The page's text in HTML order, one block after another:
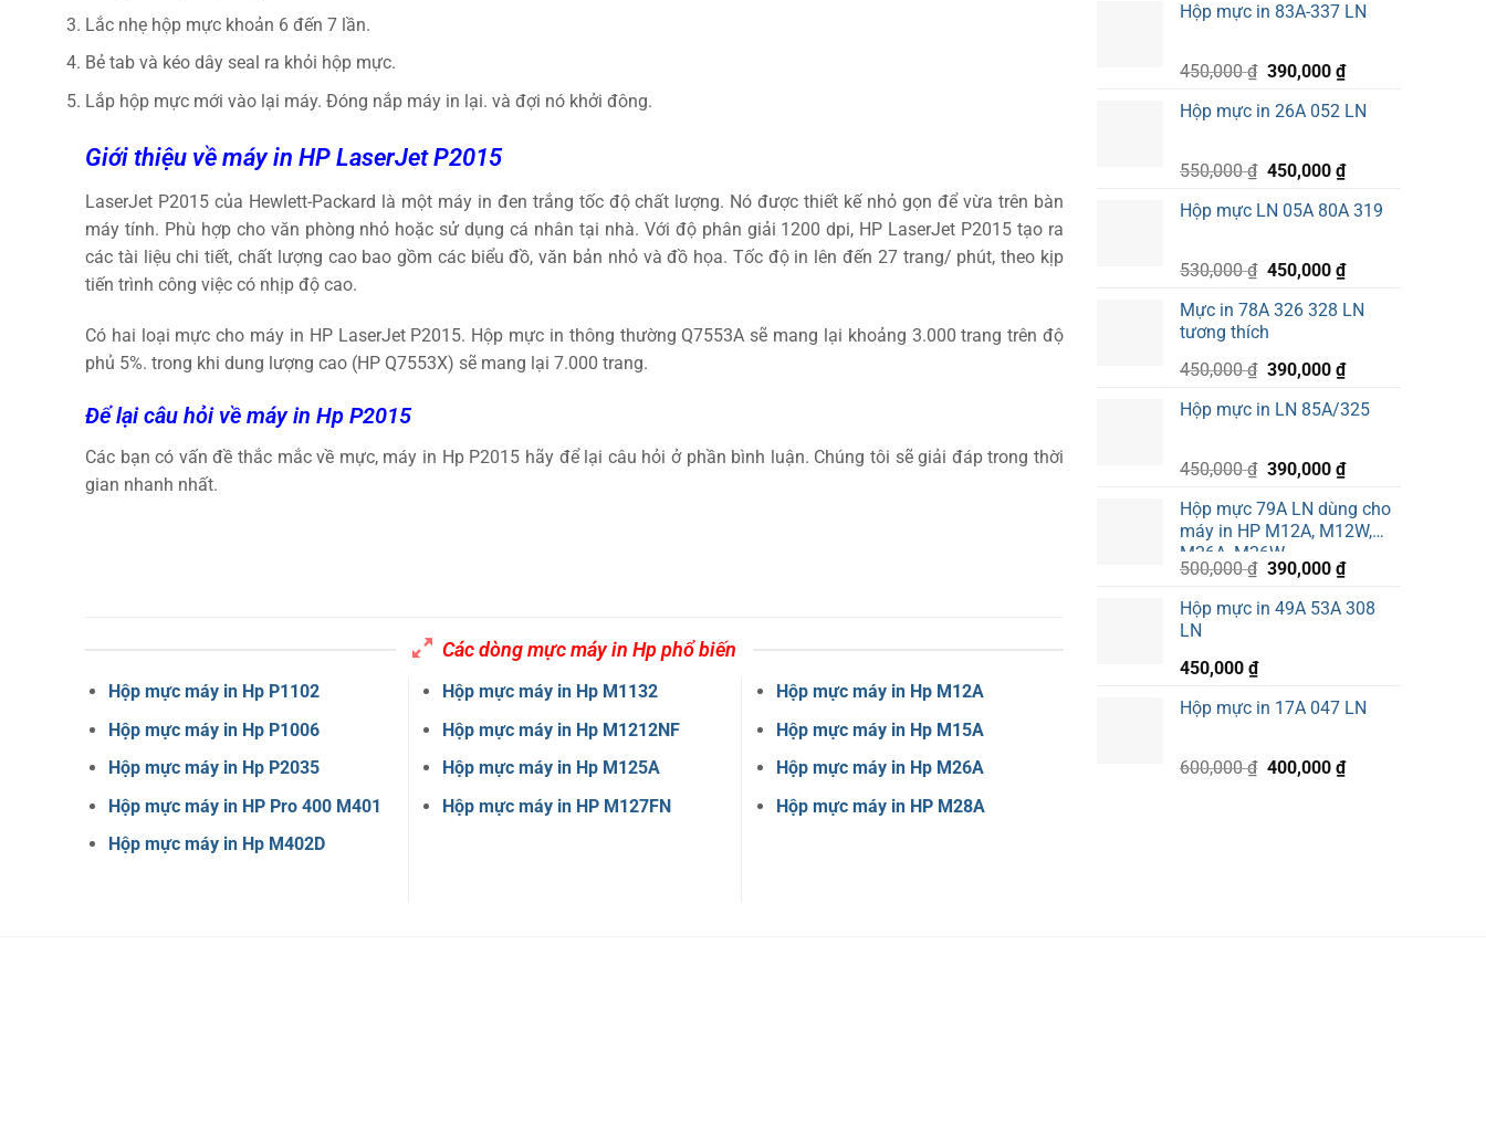
Lắc nhẹ hộp mực khoản 6 đến 7 lần.
Bẻ tab và kéo dây seal ra khỏi hộp mực.
Lắp hộp mực mới vào lại máy. Đóng nắp máy in lại. và đợi nó khởi đông.
Giới thiệu về máy in HP LaserJetP2015
LaserJet P2015 của Hewlett-Packard là một máy in đen trắng tốc độ chất lượng. Nó được thiết kế nhỏ gọn để vừa trên bàn
máy tính. Phù hợp cho văn phòng nhỏ hoặc sử dụng cá nhân tại nhà. Với độ phân giải 1200 dpi, HP LaserJet P2015 tạo ra
các tài liệu chi tiết, chất lượng cao bao gồm các biểu đồ, văn bản nhỏ và đồ họa. Tốc độ in lên đến 27 trang/ phút, theo kịp
tiến trình công việc có nhịp độ cao.
Có hai loại mực cho máy in HP LaserJet P2015. Hộp mực in thông thường Q7553A sẽ mang lại khoảng 3.000 trang trên độ
phủ 5%. trong khi dung lượng cao (HP Q7553X) sẽ mang lại 7.000 trang.
Để lại câu hỏi về máy in Hp P2015
Các bạn có vấn đề thắc mắc về mực, máy in Hp P2015 hãy để lại câu hỏi ở phần bình luận. Chúng tôi sẽ giải đáp trong thời
gian nhanh nhất.
Các dòng mực máy in Hp phổ biến
Hộp mực máy in Hp P1102
Hộp mực máy in Hp P1006
Hộp mực máy in Hp P2035
Hộp mực máy in HP Pro 400 M401
Hộp mực máy in Hp M402D
Hộp mực máy in Hp M1132
Hộp mực máy in Hp M1212NF
Hộp mực máy in Hp M125A
Hộp mực máy in HP M127FN
Hộp mực máy in Hp M12A
Hộp mực máy in Hp M15A
Hộp mực máy in Hp M26A
Hộp mực máy in HP M28A
là:
tại
400,000 ₫.
Hộp mực in 83A-337 LN
450,000₫ Giá
là:
390,000 ₫Giá
tại
390,000 ₫.
Hộp mực in 26A 052 LN
550,000₫ Giá
là:
450,000 ₫Giá
tại
450,000 ₫.
Hộp mực LN 05A 80A 319
530,000₫ Giá
là:
530,000 ₫.
450,000 ₫Giá
tại
450,000 ₫.
Mực in 78A 326 328 LN
tương thích
450,000₫ Giá
là:
390,000 ₫Giá
tại
390,000 ₫.
Hộp mực in LN 85A/325
450,000₫ Giá
là:
450,000 ₫.
390,000 ₫Giá
tại
là:
390,000 ₫.
Hộp mực 79A LN dùng cho
máy in HP M12A, M12W,
M26A, M26W
500,000₫ Giá
là:
390,000 ₫Giá
tại
Hộp mực in 49A 53A 308
LN
450,000 ₫
Hộp mực in 17A 047 LN
600,000₫ Giá
400,000 ₫Giá